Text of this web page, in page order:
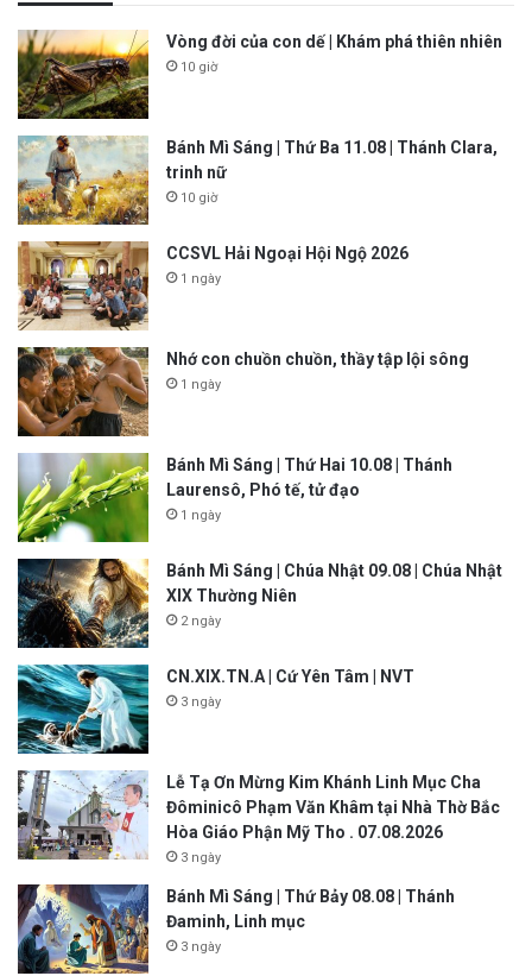
Vòng đời của con dế | Khám phá thiên nhiên
10 giờ
Bánh Mì Sáng | Thứ Ba 11.08 | Thánh Clara,
trinh nữ
10 giờ
CCSVL Hải Ngoại Hội Ngộ 2026
1 ngày
Nhớ con chuồn chuồn, thầy tập lội sông
1 ngày
Bánh Mì Sáng | Thứ Hai 10.08 | Thánh
Laurensô, Phó tế, tử đạo
1 ngày
Bánh Mì Sáng | Chúa Nhật 09.08 | Chúa Nhật
XIX Thường Niên
2 ngày
CN.XIX.TN.A | Cứ Yên Tâm | NVT
3 ngày
Lễ Tạ Ơn Mừng Kim Khánh Linh Mục Cha
Đôminicô Phạm Văn Khâm tại Nhà Thờ Bắc
Hòa Giáo Phận Mỹ Tho . 07.08.2026
3 ngày
Bánh Mì Sáng | Thứ Bảy 08.08 | Thánh
Đaminh, Linh mục
3 ngày